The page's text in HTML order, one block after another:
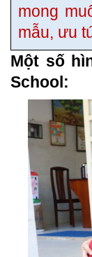
mong
mẫu, ưu
Một số
School: